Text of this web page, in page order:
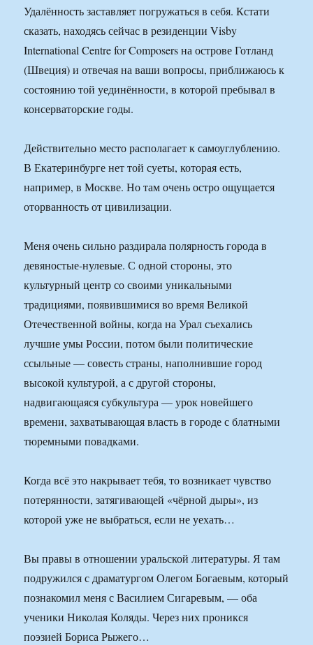
Удалённость заставляет погружаться в себя. Кстати
сказать, находясь сейчас в резиденции Visby
International Centre for Composers на острове Готланд
(Швеция) и отвечая на ваши вопросы, приближаюсь к
состоянию той уединённости, в которой пребывал в
консерваторские годы.
Действительно место располагает к самоуглублению.
В Екатеринбурге нет той суеты, которая есть,
например, в Москве. Но там очень остро ощущается
оторванность от цивилизации.
Меня очень сильно раздирала полярность города в
девяностые-нулевые. С одной стороны, это
культурный центр со своими уникальными
традициями, появившимися во время Великой
Отечественной войны, когда на Урал съехались
лучшие умы России, потом были политические
ссыльные — совесть страны, наполнившие город
высокой культурой, а с другой стороны,
надвигающаяся субкультура — урок новейшего
времени, захватывающая власть в городе с блатными
тюремными повадками.
Когда всё это накрывает тебя, то возникает чувство
потерянности, затягивающей «чёрной дыры», из
которой уже не выбраться, если не уехать…
Вы правы в отношении уральской литературы. Я там
подружился с драматургом Олегом Богаевым, который
познакомил меня с Василием Сигаревым, — оба
ученики Николая Коляды. Через них проникся
поэзией Бориса Рыжего…